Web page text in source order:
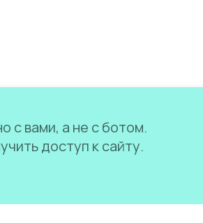
с вами, а не с ботом.
доступ к сайту.